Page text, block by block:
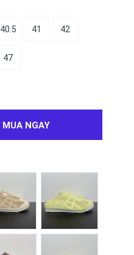
40.5 41 42
47
MUA NGAY